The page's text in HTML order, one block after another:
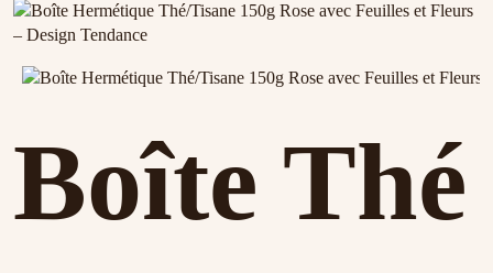
Boîte Thé